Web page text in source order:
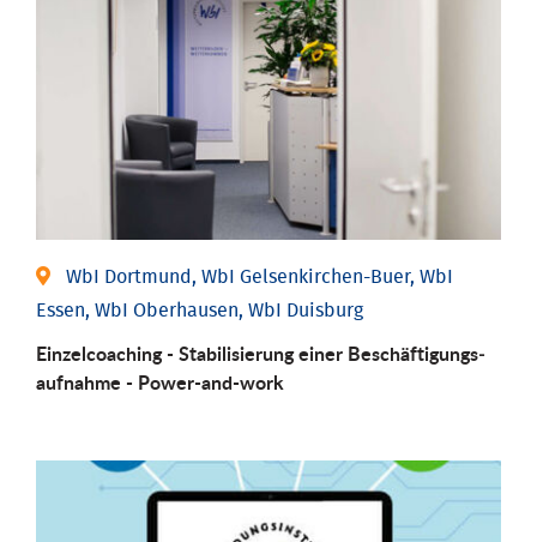
WbI Dortmund, WbI Gelsenkirchen-Buer, WbI
Essen, WbI Oberhausen, WbI Duisburg
Einzel­coaching - Stabili­sierung einer Be­schäftigungs­
aufnahme - Power-and-work